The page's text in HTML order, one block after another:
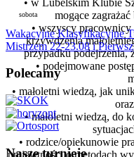
• w Lubelskim Klubie
mogące
• wszyscy
krzywdzenia
przypadku podejrzenia,
• podejmowane
• małoletni wiedzą, jak
• małoletni wiedzą, do
• rodzice/opiekunowie
sobota
Wakacyjne Klasyfikacyjne
Mistrzem 22-23.08 i
Polecamy
Nasze turnieje